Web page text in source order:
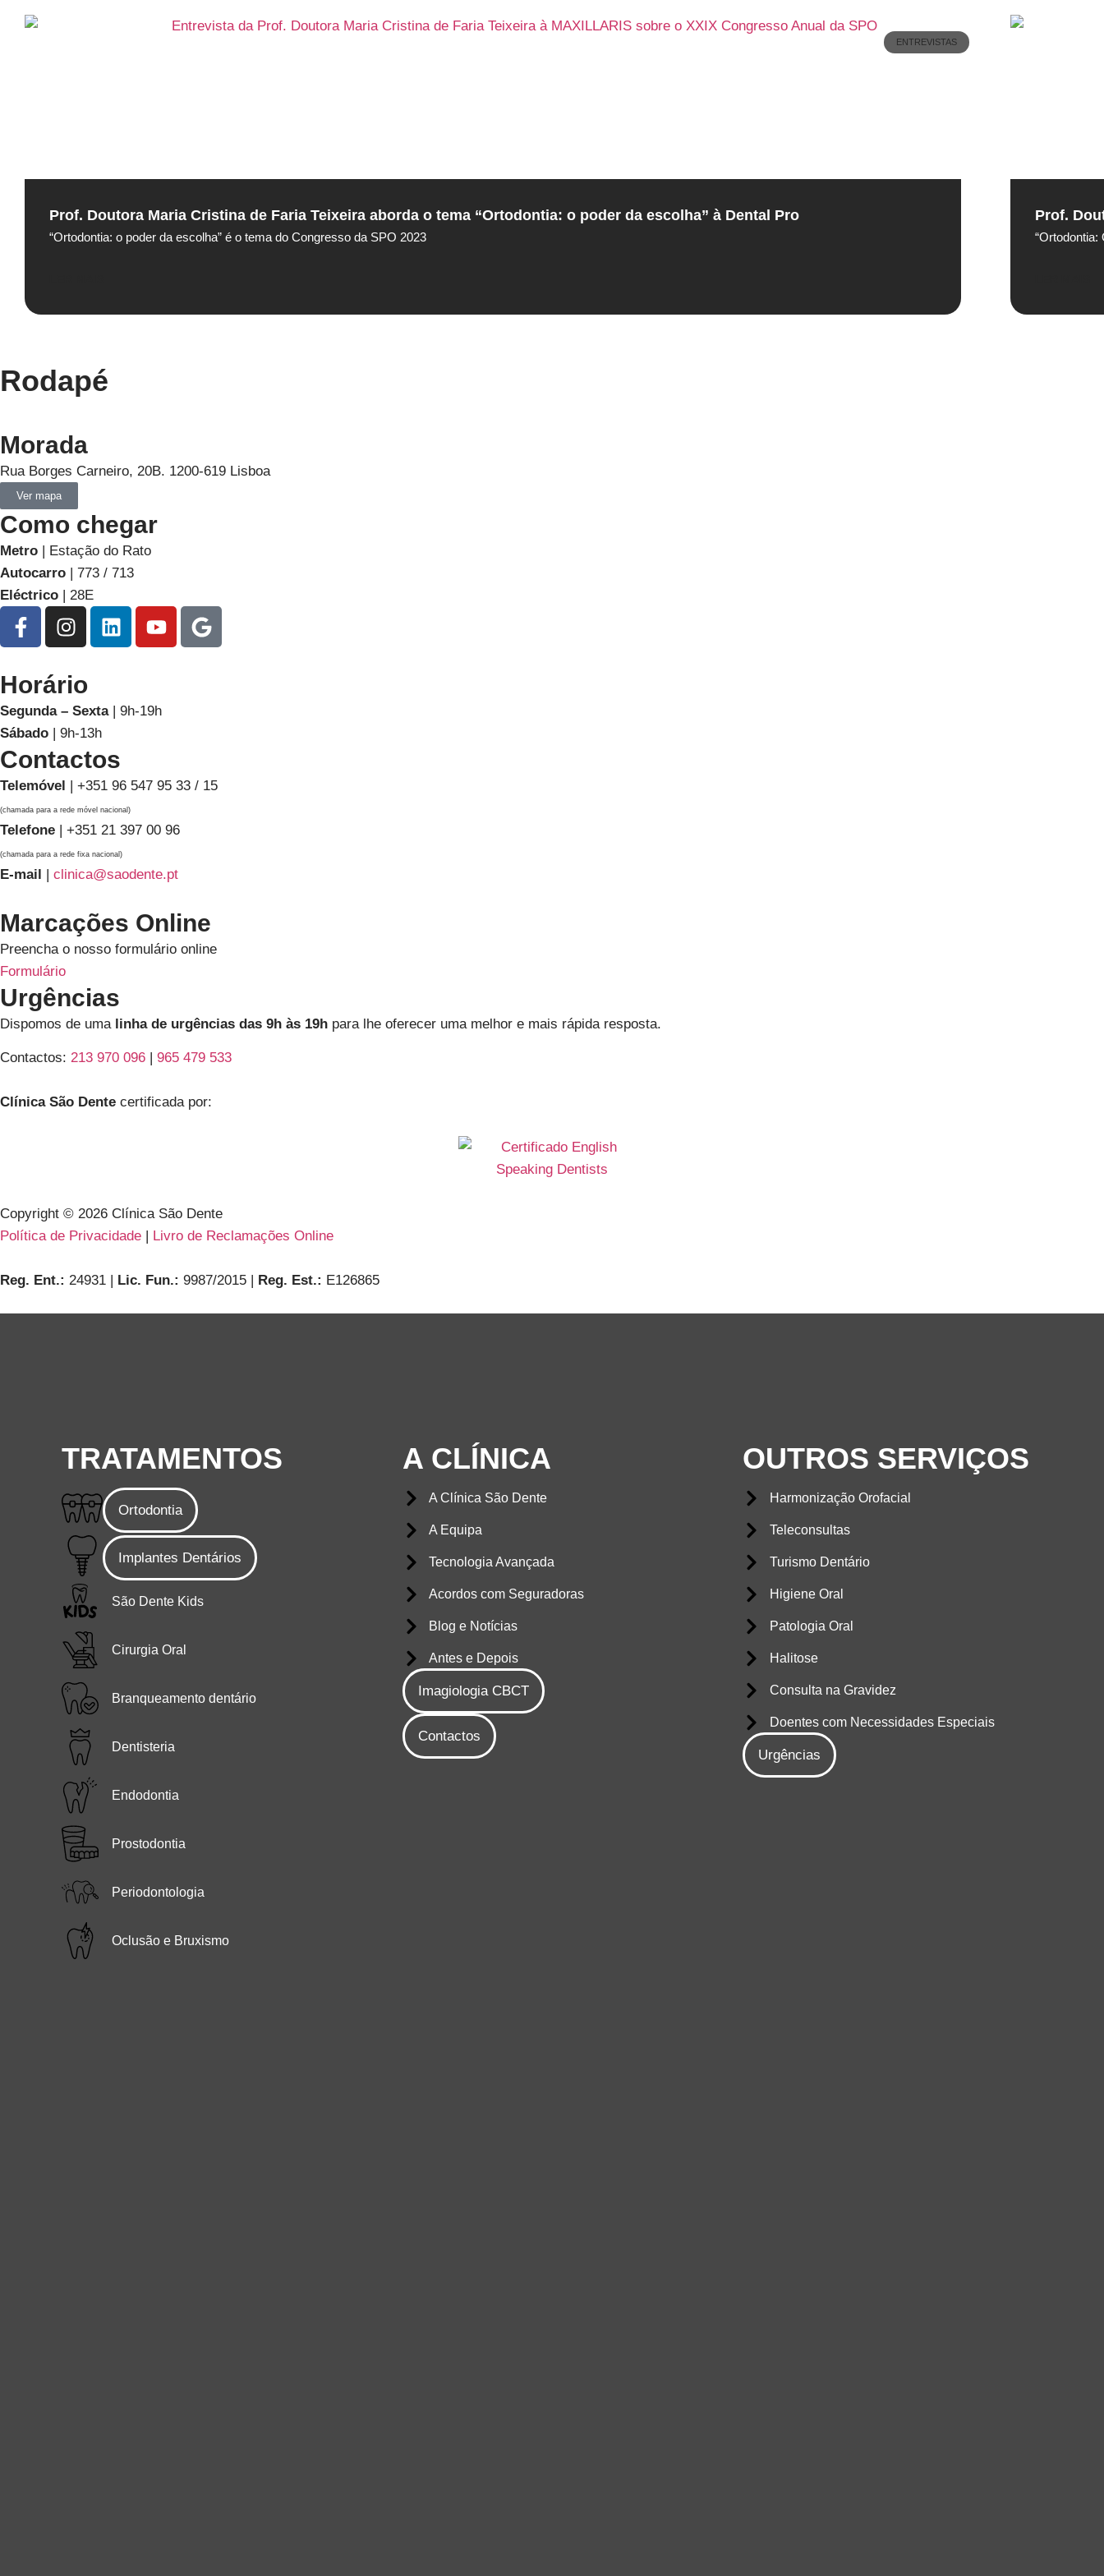
ENTREVISTAS
Prof. Doutora Maria Cristina de Faria Teixeira aborda o tema “Ortodontia: o poder da escolha” à Dental Pro
“Ortodontia: o poder da escolha” é o tema do Congresso da SPO 2023
Prof.
Rodapé
Morada
Rua Borges Carneiro, 20B. 1200-619 Lisboa
Ver mapa
Como chegar
Metro | Estação do Rato
Autocarro | 773 / 713
Eléctrico | 28E
Horário
Segunda – Sexta| 9h-19h
Sábado | 9h-13h
Contactos
Telemóvel | +351 96 547 95 33 / 15
(chamada para a rede móvel nacional)
Telefone | +351 21 397 00 96
(chamada para a rede fixa nacional)
E-mail | clinica@saodente.pt
Marcações Online
Preencha o nosso formulário online
Formulário
Urgências
Dispomos de uma linha de urgências das 9h às 19h para lhe oferecer uma melhor e mais rápida resposta.
Contactos: 213 970 096 965 479 533
Clínica São Dente certificada por:
Copyright © 2026 Clínica São Dente
Política de Privacidade
Livro de Reclamações Online
Reg. Ent.: 24931 | Lic. Fun.: 9987/2015 | Reg. Est.: E126865
TRATAMENTOS
Ortodontia
Implantes Dentários
São Dente Kids
Cirurgia Oral
Branqueamento dentário
Dentisteria
Endodontia
Prostodontia
Periodontologia
Oclusão e Bruxismo
A CLÍNICA
A Clínica São Dente
A Equipa
Tecnologia Avançada
Acordos com Seguradoras
Blog e Notícias
Antes e Depois
Imagiologia CBCT
Contactos
OUTROS SERVIÇOS
Harmonização Orofacial
Teleconsultas
Turismo Dentário
Higiene Oral
Patologia Oral
Halitose
Consulta na Gravidez
Doentes com Necessidades Especiais
Urgências